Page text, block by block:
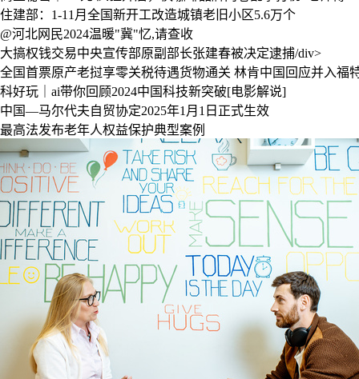
住建部：1-11月全国新开工改造城镇老旧小区5.6万个
@河北网民2024温暖"冀"忆,请查收
大搞权钱交易中央宣传部原副部长张建春被决定逮捕/div>
全国首票原产老挝享零关税待遇货物通关 林肯中国回应并入福
科好玩｜ai带你回顾2024中国科技新突破[电影解说]
中国—马尔代夫自贸协定2025年1月1日正式生效
最高法发布老年人权益保护典型案例